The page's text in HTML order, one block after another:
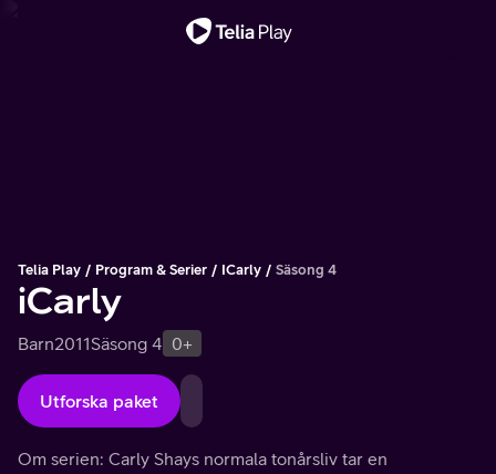
Telia Play Program & Serier ICarly Säsong 4
iCarly
Barn2011Säsong 4 0+
Utforska paket
Om serien: Carly Shays normala tonårsliv tar en